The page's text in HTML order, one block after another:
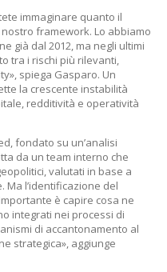
immaginare quanto il
framework. Lo abbiamo
già dal 2012, ma negli ultimi
tra i rischi più rilevanti,
spiega Gasparo. Un
la crescente instabilità
redditività e operatività
fondato su un’analisi
da un team interno che
valutati in base a
l’identificazione del
è capire cosa ne
integrati nei processi di
di accantonamento al
strategica», aggiunge